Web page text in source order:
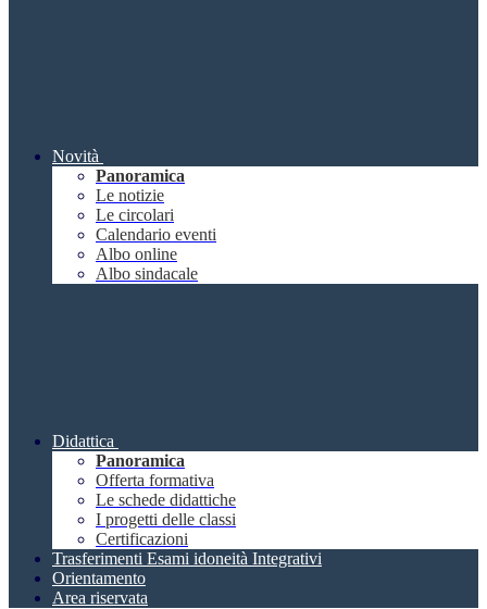
Novità
Panoramica
Le notizie
Le circolari
Calendario eventi
Albo online
Albo sindacale
Didattica
Panoramica
Offerta formativa
Le schede didattiche
I progetti delle classi
Certificazioni
Trasferimenti Esami idoneità Integrativi
Orientamento
Area riservata